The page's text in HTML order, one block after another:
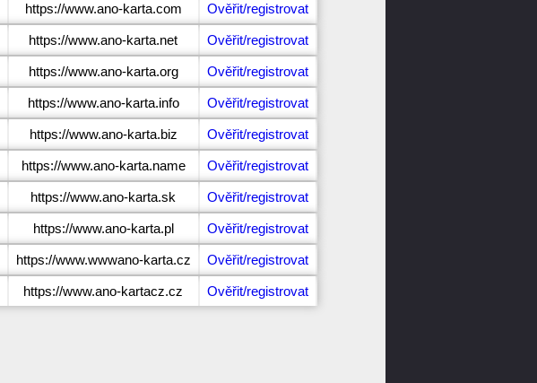
https://www.ano-karta.com Ověřit/registrovat
https://www.ano-karta.net Ověřit/registrovat
https://www.ano-karta.org Ověřit/registrovat
https://www.ano-karta.info Ověřit/registrovat
https://www.ano-karta.biz Ověřit/registrovat
https://www.ano-karta.name Ověřit/registrovat
https://www.ano-karta.sk Ověřit/registrovat
https://www.ano-karta.pl Ověřit/registrovat
https://www.wwwano-karta.cz Ověřit/registrovat
https://www.ano-kartacz.cz Ověřit/registrovat